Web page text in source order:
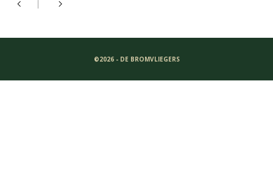
©2026 - DE BROMVLIEGERS